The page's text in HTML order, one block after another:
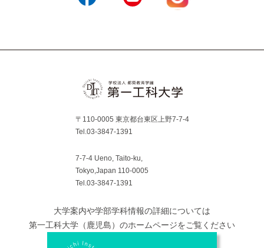
〒110-0005 東京都台東区上野7-7-4
Tel.03-3847-1391
7-7-4 Ueno, Taito-ku,
Tokyo,Japan 110-0005
Tel.03-3847-1391
大学案内や学部学科情報の詳細については
第一工科大学（鹿児島）のホームページをご覧ください